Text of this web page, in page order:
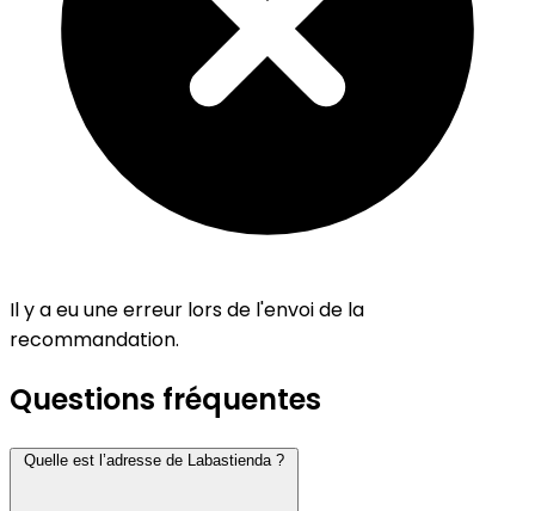
Il y a eu une erreur lors de l'envoi de la
recommandation.
Questions fréquentes
Quelle est l’adresse de Labastienda ?